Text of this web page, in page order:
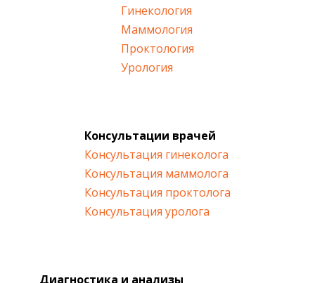
Теперь буду жить и наслаждаться жизнью!
Добрый прогноз – вы лучшие!)
всьому колективу клініки «Добрий прогноз» за
Гинекология
Маммология
Проктология
Урология
Консультации врачей
Консультация гинеколога
Консультация маммолога
Консультация проктолога
Консультация уролога
Диагностика и анализы